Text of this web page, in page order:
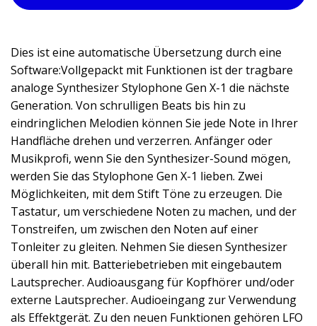
Dies ist eine automatische Übersetzung durch eine
Software:Vollgepackt mit Funktionen ist der tragbare
analoge Synthesizer Stylophone Gen X-1 die nächste
Generation. Von schrulligen Beats bis hin zu
eindringlichen Melodien können Sie jede Note in Ihrer
Handfläche drehen und verzerren. Anfänger oder
Musikprofi, wenn Sie den Synthesizer-Sound mögen,
werden Sie das Stylophone Gen X-1 lieben. Zwei
Möglichkeiten, mit dem Stift Töne zu erzeugen. Die
Tastatur, um verschiedene Noten zu machen, und der
Tonstreifen, um zwischen den Noten auf einer
Tonleiter zu gleiten. Nehmen Sie diesen Synthesizer
überall hin mit. Batteriebetrieben mit eingebautem
Lautsprecher. Audioausgang für Kopfhörer und/oder
externe Lautsprecher. Audioeingang zur Verwendung
als Effektgerät. Zu den neuen Funktionen gehören LFO